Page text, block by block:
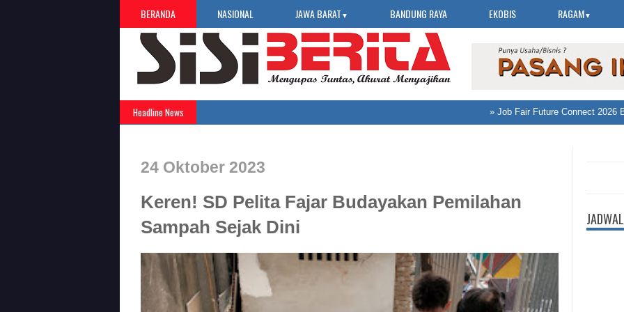
BERANDA NASIONAL JAWA BARAT ▼ BANDUNG RAYA EKOBIS RAGAM▼
Headline News Job Fair Future Connect 2026
24 Oktober 2023
Keren! SD Pelita Fajar Budayakan Pemilahan
Sampah Sejak Dini